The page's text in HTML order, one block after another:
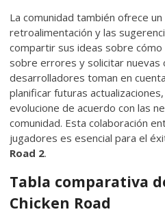
La comunidad también ofrece
retroalimentación y las
compartir sus ideas sobre
sobre errores y solicitar nuevas
desarrolladores toman en
planificar futuras
evolucione de acuerdo con las
comunidad. Esta colaboración
jugadores es esencial para el
Road 2.
Tabla comparativa
Chicken Road